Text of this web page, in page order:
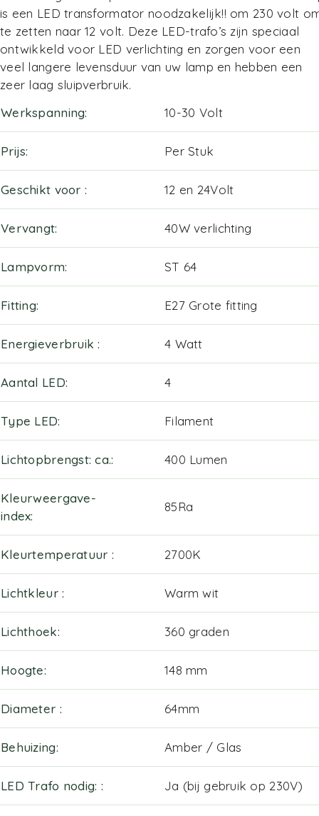
is een LED transformator noodzakelijk!! om 230 volt
te zetten naar 12 volt. Deze LED-trafo’s zijn speciaal
ontwikkeld voor LED verlichting en zorgen voor een
veel langere levensduur van uw lamp en hebben een
zeer laag sluipverbruik.
Werkspanning
10-30 Volt
Prijs Per Stuk
Geschikt voor 12 en 24Volt
Vervangt 40W verlichting
Lampvorm ST 64
Fitting E27 Grote fitting
Energieverbruik 4 Watt
Aantal LED 4
Type LED Filament
Lichtopbrengst: ca. 400 Lumen
Kleurweergave-
index
85Ra
Kleurtemperatuur 2700K
Lichtkleur Warm wit
Lichthoek 360 graden
Hoogte 148 mm
Diameter 64mm
Behuizing Amber / Glas
LED Trafo nodig: Ja (bij gebruik op 230V)